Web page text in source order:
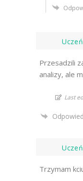
Uczeń
Przesadzili
analizy, ale
Last
Trzymam